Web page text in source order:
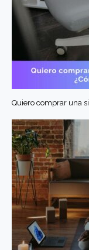
Quiero comprar una